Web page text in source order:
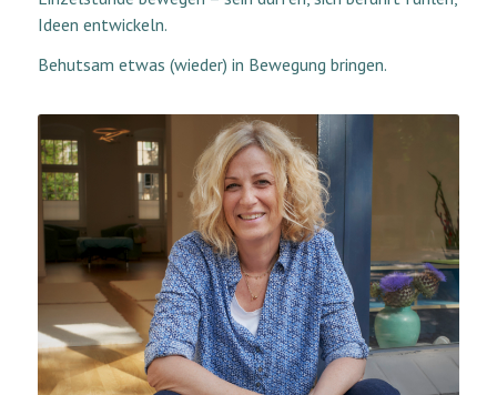
Ideen entwickeln.
Behutsam etwas (wieder) in Bewegung bringen.